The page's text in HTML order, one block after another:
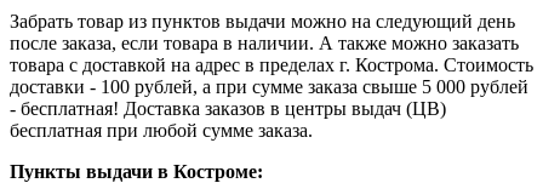
Забрать товар из пунктов выдачи можно на следующий день
после заказа, если товара в наличии. А также можно заказать
товара с доставкой на адрес в пределах г. Кострома. Стоимость
доставки - 100 рублей, а при сумме заказа свыше 5 000 рублей
- бесплатная! Доставка заказов в центры выдач (ЦВ)
бесплатная при любой сумме заказа.
Пункты выдачи в Костроме: